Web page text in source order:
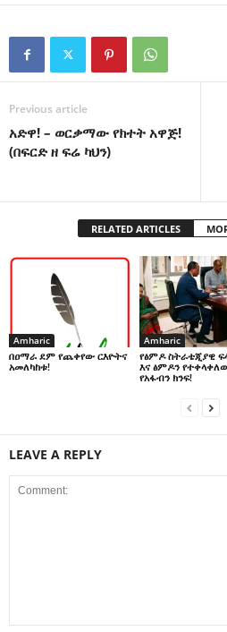
Previous article
አድዋ! – ወርቃማው የክተት አዋጅ!
(በፍርድ ዘ ፍሬ ካህን)
RELATED ARTICLES
Amharic
በዐማራ ደም የጨቀየው ርእዮትና
አመለካከቱ!
Amharic
የፅምዶ ስትራቴጂያዊ
እና ፅምዶን
የአፋብን ክንፍ!
LEAVE A REPLY